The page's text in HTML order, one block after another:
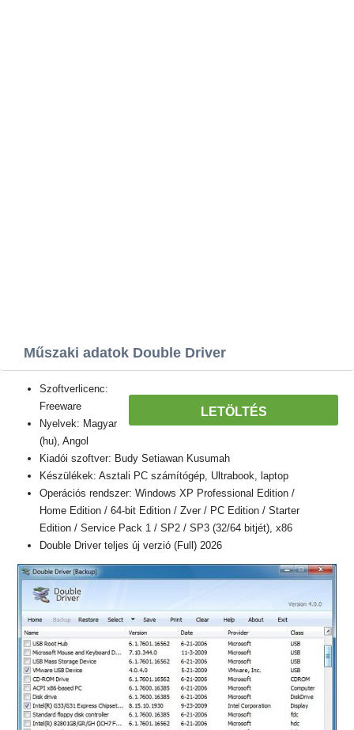
Műszaki adatok Double Driver
LETÖLTÉS
Szoftverlicenc:
Freeware
Nyelvek: Magyar
(hu), Angol
Kiadói szoftver: Budy Setiawan Kusumah
Készülékek: Asztali PC számítógép, Ultrabook, laptop
Operációs rendszer: Windows XP Professional Edition /
Home Edition / 64-bit Edition / Zver / PC Edition / Starter
Edition / Service Pack 1 / SP2 / SP3 (32/64 bitjét), x86
Double Driver teljes új verzió (Full) 2026